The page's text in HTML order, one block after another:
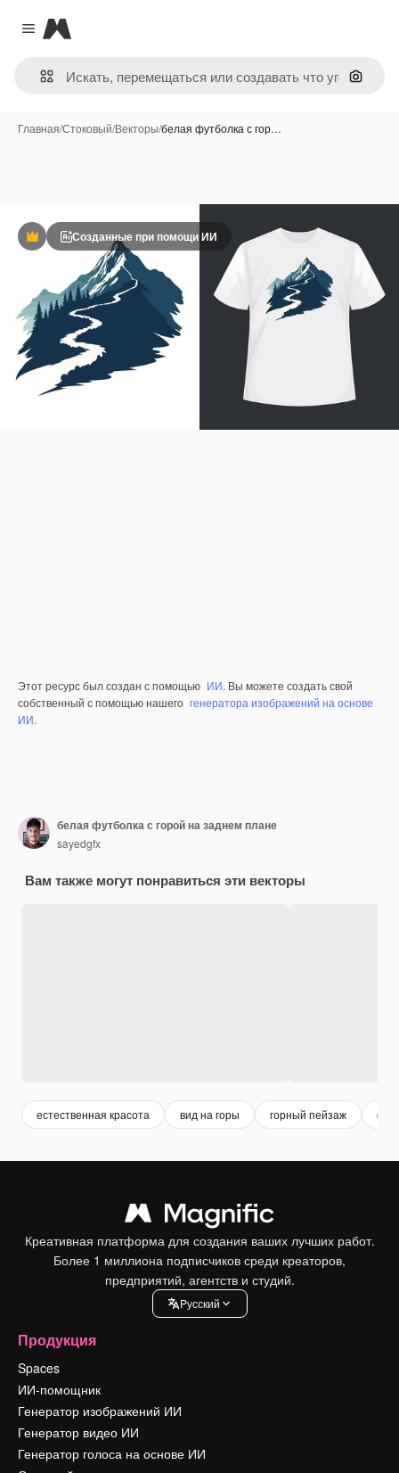
Close menu
Magnific
Поиск
Главная/Стоковый/Векторы/белая футболка с гор…
ПремиумСозданные при помощи ИИ
Этот ресурс был создан с помощью ИИ. Вы можете создать свой
собственный с помощью нашего генератора изображений на основе
ИИ.
белая футболка с горой на заднем плане
sayedgfx
Вам также могут понравиться эти векторы
естественная красота вид на горы горный пейзаж
Креативная платформа для создания ваших лучших работ.
Более 1 миллиона подписчиков среди креаторов,
предприятий, агентств и студий.
Pусский
Продукция
Spaces
ИИ-помощник
Генератор изображений ИИ
Генератор видео ИИ
Генератор голоса на основе ИИ